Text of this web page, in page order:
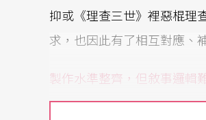
抑或《理查三世》裡惡棍理
求，也因此有了相互對應、
製作水準整齊，但敘事邏輯